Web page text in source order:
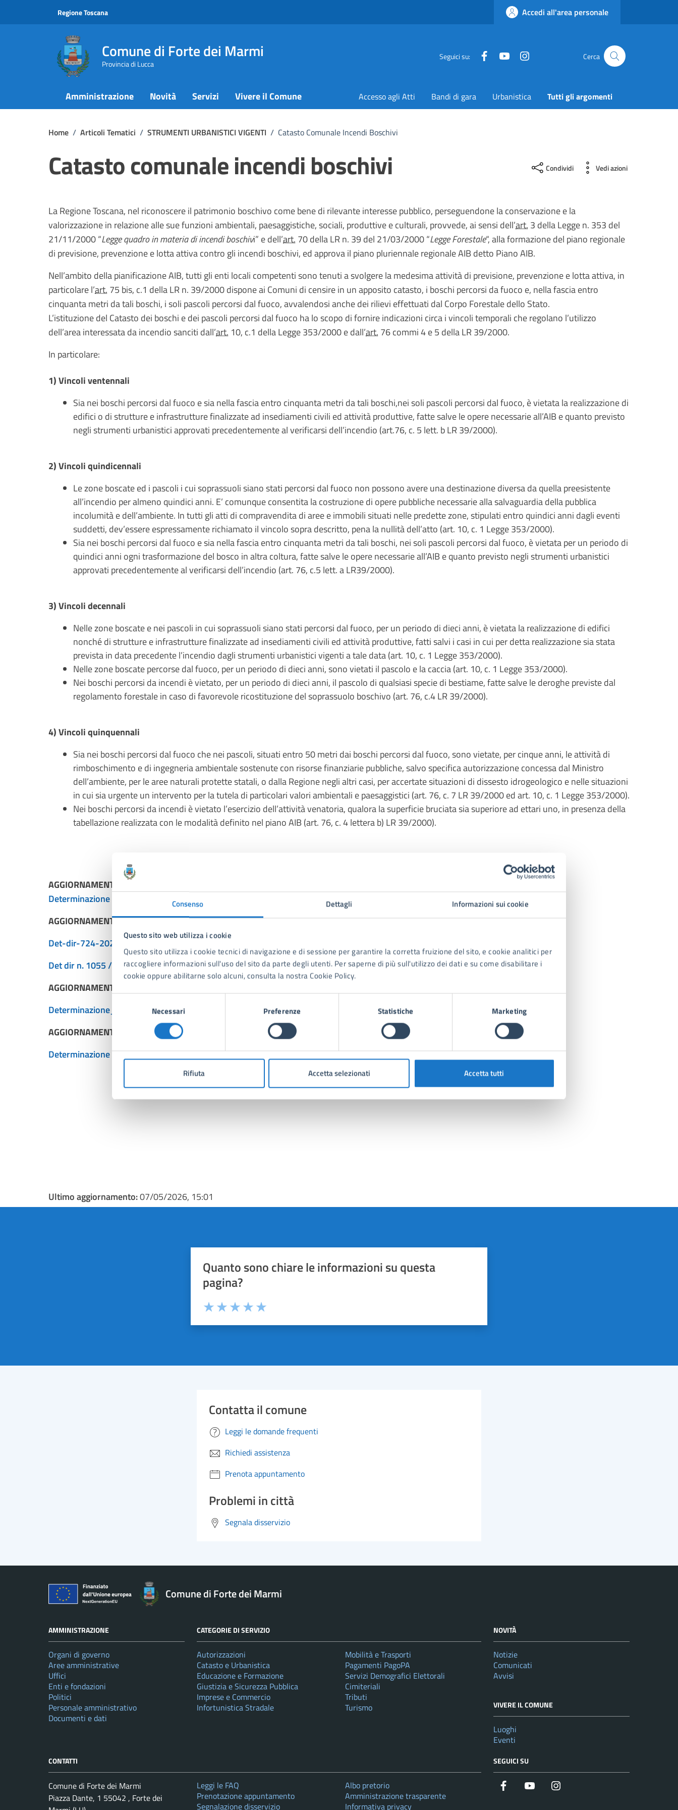
Consenso Dettagli Informazioni sui cookie
Questo sito web utilizza i cookie
Questo sito utilizza i cookie tecnici di navigazione e di sessione per garantire la corretta fruizione del sito, e cookie analitici per
raccogliere informazioni sull'uso del sito da parte degli utenti. Per saperne di più sull'utilizzo dei dati e su come disabilitare i
cookie oppure abilitarne solo alcuni, consulta la nostra Cookie Policy.
del
Necessari Preferenze Statistiche Marketing
Rifiuta Accetta selezionati Accetta tutti
Regione Toscana Accedi all'area personale
Comune di Forte dei Marmi
Provincia di Lucca
Seguici su: FacebookYouTube Cerca
Amministrazione Novità Servizi Vivere il Comune Accesso agli Atti Bandi di gara Urbanistica Tutti gli argomenti
Home / Articoli Tematici / STRUMENTI URBANISTICI VIGENTI / Catasto Comunale Incendi Boschivi
Catasto comunale incendi boschivi Condividi Vedi azioni
La Regione Toscana, nel riconoscere il patrimonio boschivo come bene di rilevante interesse pubblico, perseguendone la conservazione e la
valorizzazione in relazione alle sue funzioni ambientali, paesaggistiche, sociali, produttive e culturali, provvede, ai sensi dell’art. 3 della Legge n. 353 del
21/11/2000 “Legge quadro in materia di incendi boschivi” e dell’art. 70 della LR n. 39 del 21/03/2000 “Legge Forestale“, alla formazione del piano regionale
di previsione, prevenzione e lotta attiva contro gli incendi boschivi, ed approva il piano pluriennale regionale AIB detto Piano AIB.
Nell’ambito della pianificazione AIB, tutti gli enti locali competenti sono tenuti a svolgere la medesima attività di previsione, prevenzione e lotta attiva, in
particolare l’art. 75 bis, c.1 della LR n. 39/2000 dispone ai Comuni di censire in un apposito catasto, i boschi percorsi da fuoco e, nella fascia entro
cinquanta metri da tali boschi, i soli pascoli percorsi dal fuoco, avvalendosi anche dei rilievi effettuati dal Corpo Forestale dello Stato.
L’istituzione del Catasto dei boschi e dei pascoli percorsi dal fuoco ha lo scopo di fornire indicazioni circa i vincoli temporali che regolano l’utilizzo
dell’area interessata da incendio sanciti dall’art. 10, c.1 della Legge 353/2000 e dall’art. 76 commi 4 e 5 della LR 39/2000.
In particolare:
1) Vincoli ventennali
Sia nei boschi percorsi dal fuoco e sia nella fascia entro cinquanta metri da tali boschi,nei soli pascoli percorsi dal fuoco, è vietata la realizzazione di
edifici o di strutture e infrastrutture finalizzate ad insediamenti civili ed attività produttive, fatte salve le opere necessarie all’AIB e quanto previsto
negli strumenti urbanistici approvati precedentemente al verificarsi dell’incendio (art.76, c. 5 lett. b LR 39/2000).
2) Vincoli quindicennali
Le zone boscate ed i pascoli i cui soprassuoli siano stati percorsi dal fuoco non possono avere una destinazione diversa da quella preesistente
all’incendio per almeno quindici anni. E’ comunque consentita la costruzione di opere pubbliche necessarie alla salvaguardia della pubblica
incolumità e dell’ambiente. In tutti gli atti di compravendita di aree e immobili situati nelle predette zone, stipulati entro quindici anni dagli eventi
suddetti, dev’essere espressamente richiamato il vincolo sopra descritto, pena la nullità dell’atto (art. 10, c. 1 Legge 353/2000).
Sia nei boschi percorsi dal fuoco e sia nella fascia entro cinquanta metri da tali boschi, nei soli pascoli percorsi dal fuoco, è vietata per un periodo di
quindici anni ogni trasformazione del bosco in altra coltura, fatte salve le opere necessarie all’AIB e quanto previsto negli strumenti urbanistici
approvati precedentemente al verificarsi dell’incendio (art. 76, c.5 lett. a LR39/2000).
3) Vincoli decennali
Nelle zone boscate e nei pascoli in cui soprassuoli siano stati percorsi dal fuoco, per un periodo di dieci anni, è vietata la realizzazione di edifici
nonché di strutture e infrastrutture finalizzate ad insediamenti civili ed attività produttive, fatti salvi i casi in cui per detta realizzazione sia stata
prevista in data precedente l’incendio dagli strumenti urbanistici vigenti a tale data (art. 10, c. 1 Legge 353/2000).
Nelle zone boscate percorse dal fuoco, per un periodo di dieci anni, sono vietati il pascolo e la caccia (art. 10, c. 1 Legge 353/2000).
Nei boschi percorsi da incendi è vietato, per un periodo di dieci anni, il pascolo di qualsiasi specie di bestiame, fatte salve le deroghe previste dal
regolamento forestale in caso di favorevole ricostituzione del soprassuolo boschivo (art. 76, c.4 LR 39/2000).
4) Vincoli quinquennali
Sia nei boschi percorsi dal fuoco che nei pascoli, situati entro 50 metri dai boschi percorsi dal fuoco, sono vietate, per cinque anni, le attività di
rimboschimento e di ingegneria ambientale sostenute con risorse finanziarie pubbliche, salvo specifica autorizzazione concessa dal Ministro
dell’ambiente, per le aree naturali protette statali, o dalla Regione negli altri casi, per accertate situazioni di dissesto idrogeologico e nelle situazioni
in cui sia urgente un intervento per la tutela di particolari valori ambientali e paesaggistici (art. 76, c. 7 LR 39/2000 ed art. 10, c. 1 Legge 353/2000).
Nei boschi percorsi da incendi è vietato l’esercizio dell’attività venatoria, qualora la superficie bruciata sia superiore ad ettari uno, in presenza della
tabellazione realizzata con le modalità definito nel piano AIB (art. 76, c. 4 lettera b) LR 39/2000).
AGGIORNAMENTO ANNO 2022
Determinazione n.1238 del 28.09.2023
AGGIORNAMENTO ANNO 2023
Det-dir-724-2024-Catasto incendi
Det dir n. 1055 / 2024 Elenco definitivo dei terreni aggiornato al 31/12/2023
AGGIORNAMENTO ANNO 2024
Determinazione_Catasto Incendi_n 676_/ 2025
AGGIORNAMENTO ANNO 2025
Determinazione Catasto Incendi n. 653 / 2026
Ultimo aggiornamento:07/05/2026, 15:01
Quanto sono chiare le informazioni su questa
pagina?
Contatta il comune
Leggi le domande frequenti
Richiedi assistenza
Prenota appuntamento
Problemi in città
Segnala disservizio
Comune di Forte dei Marmi
AMMINISTRAZIONE
Organi di governo
Aree amministrative
Uffici
Enti e fondazioni
Politici
Personale amministrativo
Documenti e dati
CATEGORIE DI SERVIZIO
Autorizzazioni
Catasto e Urbanistica
Educazione e Formazione
Giustizia e Sicurezza Pubblica
Imprese e Commercio
Infortunistica Stradale
Mobilità e Trasporti
Pagamenti PagoPA
Servizi Demografici Elettorali
Cimiteriali
Tributi
Turismo
NOVITÀ
Notizie
Comunicati
Avvisi
VIVERE IL COMUNE
Luoghi
Eventi
CONTATTI
Comune di Forte dei Marmi
Piazza Dante, 1 55042 , Forte dei
Leggi le FAQ
Prenotazione appuntamento
Segnalazione disservizio
Albo pretorio
Amministrazione trasparente
Informativa privacy
SEGUICI SU
Facebook YouTube